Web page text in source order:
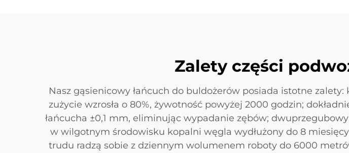
Zalety części
Nasz gąsienicowy łańcuch do buldożerów posiada istotne
zużycie wzrosła o 80%, żywotność powyżej 2000 godzin;
łańcucha ±0,1 mm, eliminując wypadanie zębów;
w wilgotnym środowisku kopalni węgla wydłużony do 8
trudu radzą sobie z dziennym wolumenem roboty do 6000